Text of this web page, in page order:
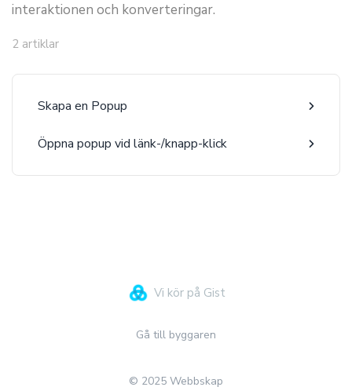
interaktionen och konverteringar.
2 artiklar
Skapa en Popup
Öppna popup vid länk-/knapp-klick
Vi kör på Gist
Gå till byggaren
© 2025 Webbskap